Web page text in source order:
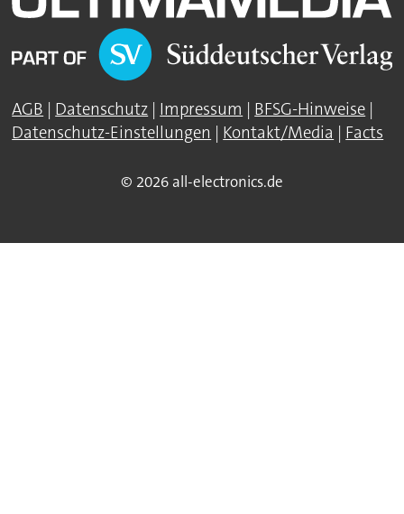
AGB | Datenschutz | Impressum | BFSG-Hinweise |
Datenschutz-Einstellungen | Kontakt/Media | Facts
© 2026 all-electronics.de